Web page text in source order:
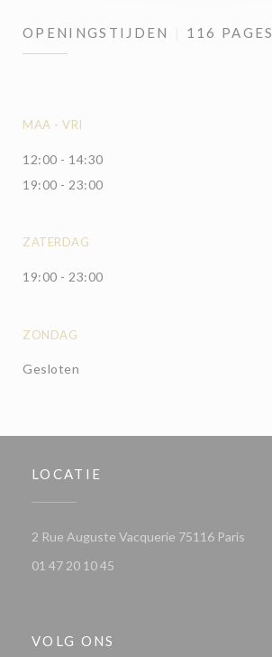
OPENINGSTIJDEN 116 PAGES
MAA - VRI
12:00 - 14:30
19:00 - 23:00
ZATERDAG
19:00 - 23:00
ZONDAG
Gesloten
LOCATIE
2 Rue Auguste Vacquerie 75116 Paris
01 47 20 10 45
VOLG ONS